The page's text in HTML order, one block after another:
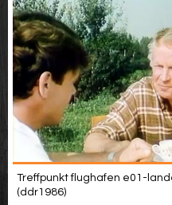
Treffpunkt flughafen e01-
(ddr1986)